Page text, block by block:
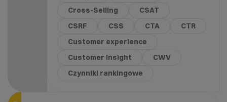
Cross-Selling
CSAT
CSRF
CSS CTA
CTR
Customer experience
Customer Insight
CWV
Czynniki rankingowe